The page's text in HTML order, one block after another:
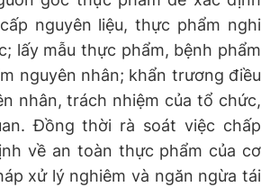
nguyên liệu, thực phẩm nghi
lấy mẫu thực phẩm, bệnh phẩm
nguyên nhân; khẩn trương điều
nhân, trách nhiệm của tổ chức,
Đồng thời rà soát việc chấp
về an toàn thực phẩm của cơ
xử lý nghiêm và ngăn ngừa tái